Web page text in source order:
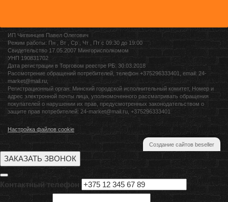
ИП Чигвинцев Павел Олегович
Режим работы: Пн , Вт , Ср , Чт , Пт c 09:30 до 19:00
Свидетельство 17.05.2007 Мингорисполкомом
УНП 190831702
Дата регистрации в Торговом реестре РБ: 30.03.2018
Рассмотрение обращений потребителей, телефон +375296333401, email: 24-
market@mail.ru,
Регистрационный орган: Минский городской исполнительный комитет, Номер и
адрес электронной почты лица, уполномоченного рассматривать обращения
покупателей о нарушении их прав, предусмотренных законодательством о
защите прав потребителей: 24-market@mail.ru, +375296333401
Настройка файлов cookie
Создание сайтов beseller
ЗАКАЗАТЬ ЗВОНОК
Контактный телефон